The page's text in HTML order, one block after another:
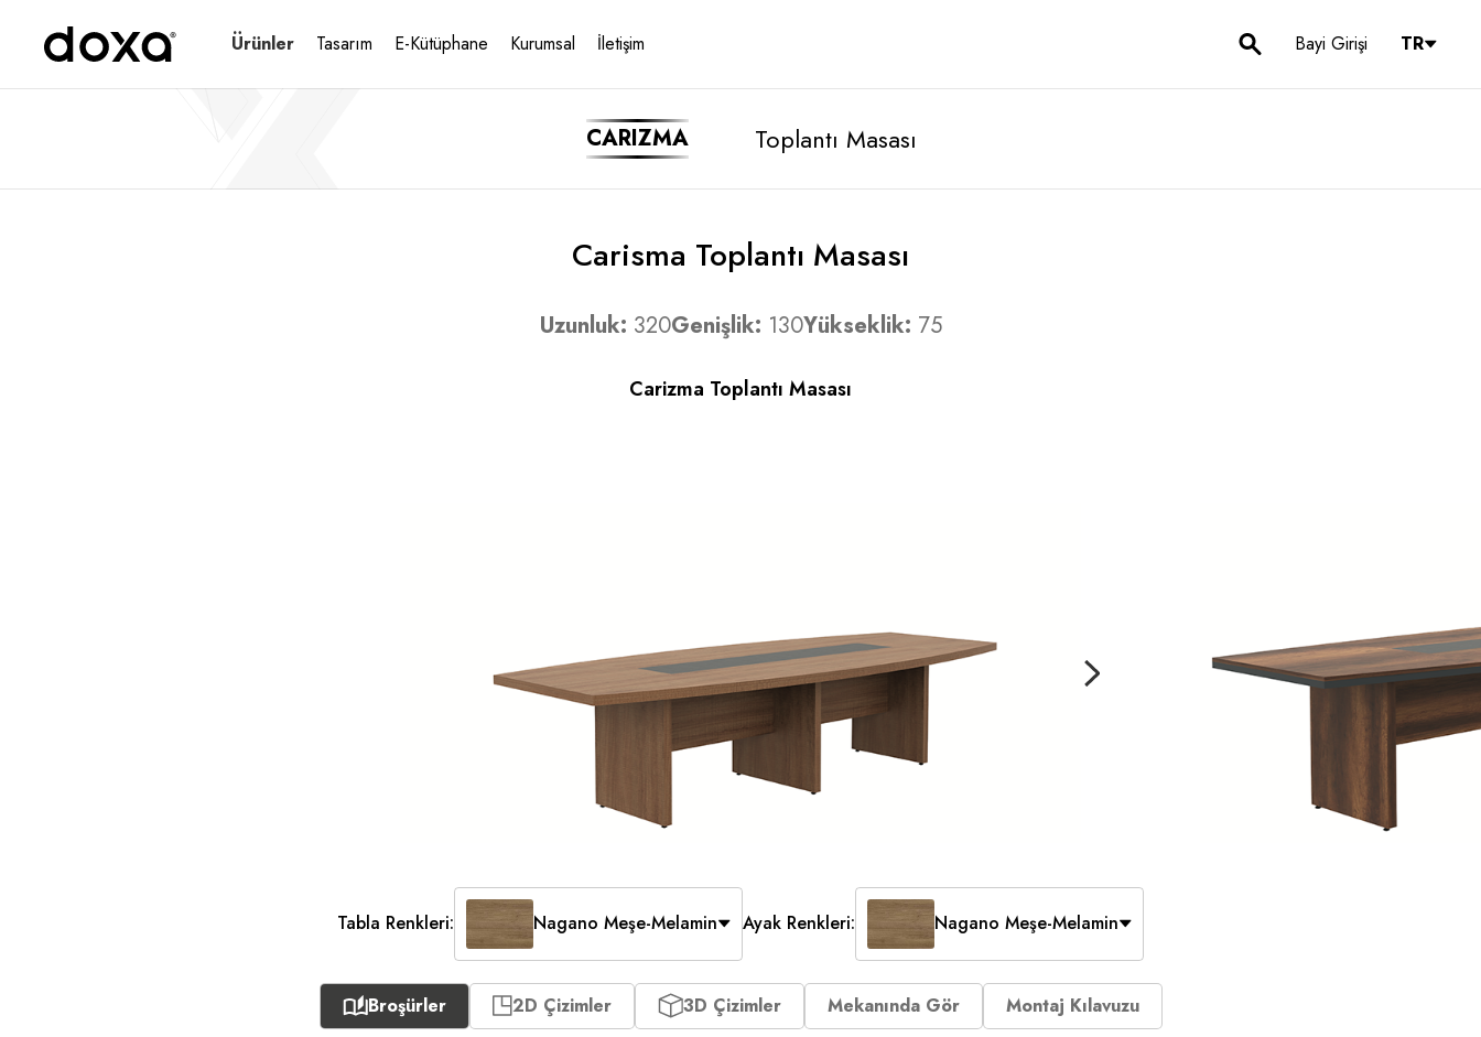
Ürünler Tasarım E-Kütüphane Kurumsal İletişim Bayi Girişi TR
CARIZMA Toplantı Masası
Carisma Toplantı Masası
Uzunluk: 320Genişlik: 130Yükseklik: 75
Carizma Toplantı Masası
Tabla Renkleri: Nagano Meşe-Melamin Ayak Renkleri: Nagano Meşe-Melamin
Broşürler 2D Çizimler 3D Çizimler Mekanında Gör Montaj Kılavuzu